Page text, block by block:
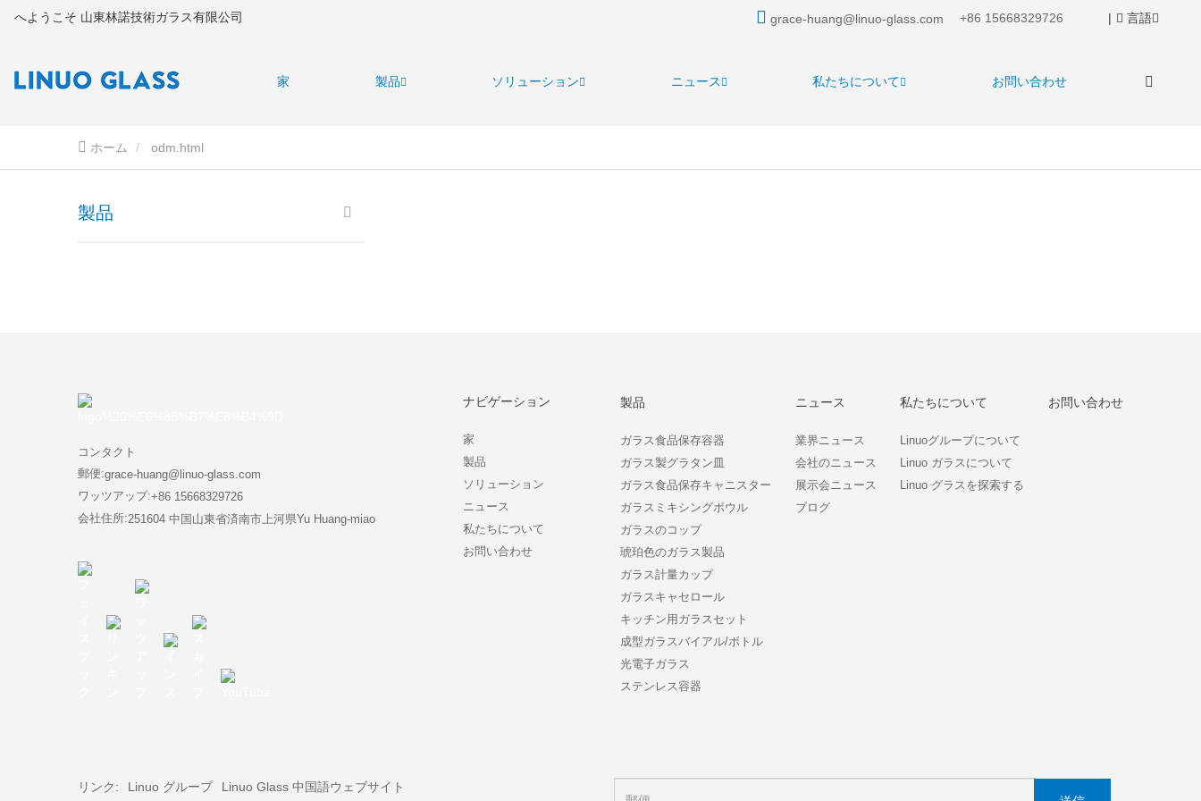
へようこそ 山東林諾技術ガラス有限公司 grace-huang@linuo-glass.com +86 15668329726 | 言語
家 製品 ソリューション ニュース 私たちについて お問い合わせ
ホーム odm.html
製品
コンタクト
郵便:grace-huang@linuo-glass.com
ワッツアップ:+86 15668329726
会社住所:251604 中国山東省済南市上河県Yu Huang-miao
ナビゲーション
家
製品
ソリューション
ニュース
私たちについて
お問い合わせ
製品
ガラス食品保存容器
ガラス製グラタン皿
ガラス食品保存キャニスター
ガラスミキシングボウル
ガラスのコップ
琥珀色のガラス製品
ガラス計量カップ
ガラスキャセロール
キッチン用ガラスセット
成型ガラスバイアル/ボトル
光電子ガラス
ステンレス容器
ニュース
業界ニュース
会社のニュース
展示会ニュース
ブログ
私たちについて
Linuoグループについて
Linuo ガラスについて
Linuo グラスを探索する
お問い合わせ
リンク: Linuo グループ
Linuo Glass 中国語ウェブサイト